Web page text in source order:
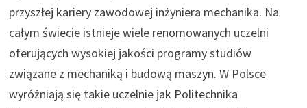
przyszłej kariery zawodowej inżyniera mechanika. Na
całym świecie istnieje wiele renomowanych uczelni
oferujących wysokiej jakości programy studiów
związane z mechaniką i budową maszyn. W Polsce
wyróżniają się takie uczelnie jak Politechnika